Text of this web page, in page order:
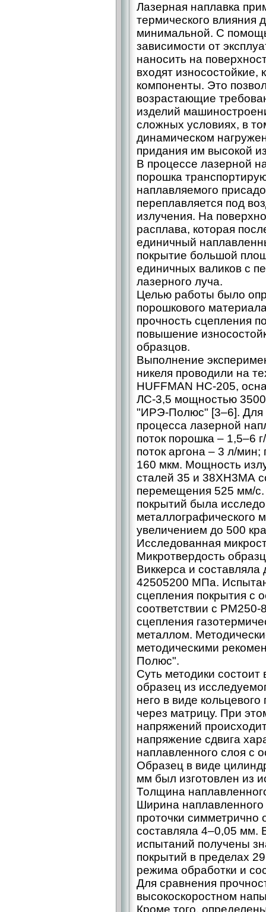
Лазерная наплавка
термического влияния
минимальной. С
зависимости от
наносить на
входят износостойкие,
компоненты. Это
возрастающие
изделий
сложных условиях, в
динамическом
придания им высокой
В процессе лазерной
порошка
наплавляемого
переплавляется под
излучения. На
расплава, которая
единичный
покрытие большой
единичных валиков с
лазерного луча.
Целью работы было
порошкового
прочность сцепления
повышение
образцов.
Выполнение
никеля проводили на
HUFFMAN HC-205,
ЛС-3,5 мощностью
"ИРЭ-Полюс" [3–6]. Для
процесса лазерной
поток порошка – 1,5–6
поток аргона – 3 л/
160 мкм. Мощность
сталей 35 и 38ХН3МА
перемещения 525 мм/с.
покрытий была
металлографического
увеличением до 500
Исследованная
Микротвердость
Виккерса и
42505200 МПа.
сцепления покрытия с
соответствии с
сцепления
металлом.
методическими
Полюс".
Суть методики
образец из
него в виде
через матрицу. При
напряжений
напряжение сдвига
наплавленного слоя с
Образец в виде
мм был изготовлен из
Толщина
Ширина
проточки симметрично
составляла 4–0,05 мм.
испытаний получены
покрытий в пределах
режима обработки и
Для сравнения
высокоскоростном
Кроме того,